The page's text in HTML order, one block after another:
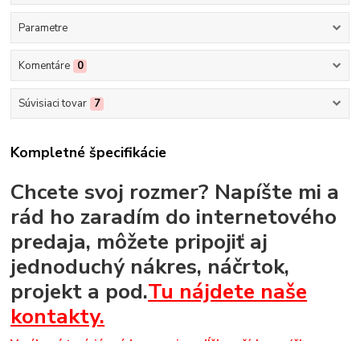
Parametre
Komentáre 0
Súvisiaci tovar 7
Kompletné špecifikácie
Chcete svoj rozmer? Napíšte mi a
rád ho zaradím do internetového
predaja, môžete pripojiť aj
jednoduchý nákres, náčrtok,
projekt a pod.Tu nájdete naše
kontakty.